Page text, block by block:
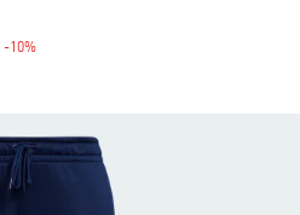
-10%